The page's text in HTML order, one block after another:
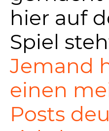
hier auf
Spiel
Jemand
einen
Posts